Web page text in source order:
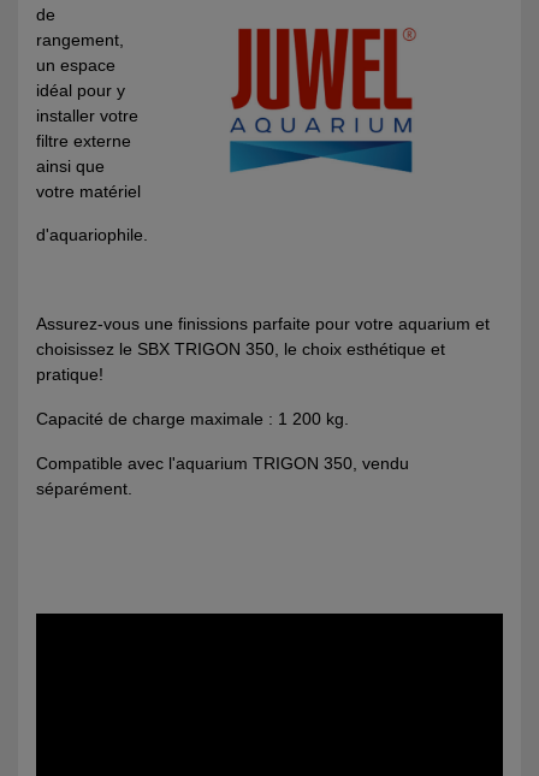
de
rangement,
un espace
idéal pour y
installer votre
filtre externe
ainsi que
votre matériel
d'aquariophile.
Assurez-vous une finissions parfaite pour votre aquarium et
choisissez le SBX TRIGON 350, le choix esthétique et
pratique!
Capacité de charge maximale : 1 200 kg.
Compatible avec l'aquarium TRIGON 350, vendu
séparément.